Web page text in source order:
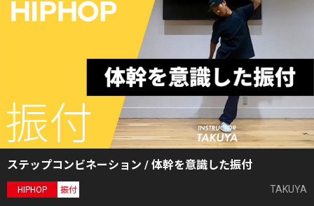
ステップコンビネーション / 体幹を意識した振付
HIPHOP 振付 TAKUYA